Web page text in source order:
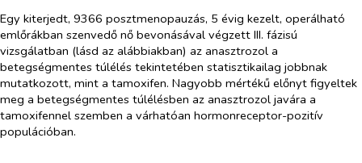
Egy kiterjedt, 9366 posztmenopauzás, 5 évig kezelt, operálható
emlőrákban szenvedő nő bevonásával végzett III. fázisú
vizsgálatban (lásd az alábbiakban) az anasztrozol a
betegségmentes túlélés tekintetében statisztikailag jobbnak
mutatkozott, mint a tamoxifen. Nagyobb mértékű előnyt figyeltek
meg a betegségmentes túlélésben az anasztrozol javára a
tamoxifennel szemben a várhatóan hormonreceptor-pozitív
populációban.